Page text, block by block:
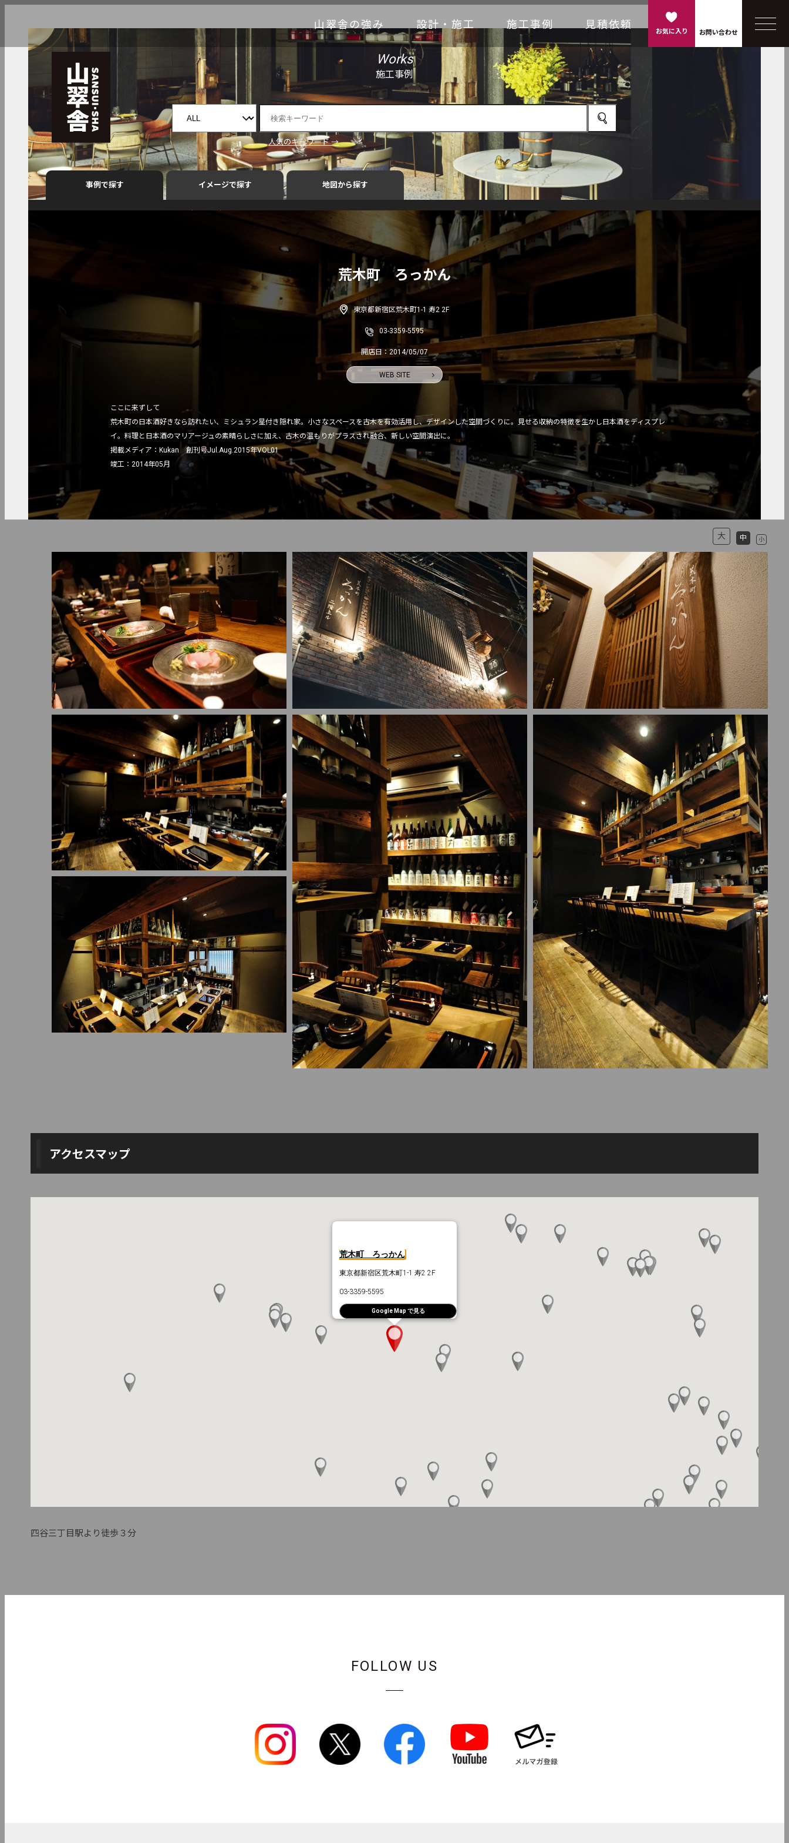
山翠舎の強み 設計・施工 施工事例 見積依頼
お気に入り お問い合わせ
Works
施工事例
人気のキーワード →
事例で探す イメージで探す 地図から探す
ビフォーアフター 内観 外観 カウンター 看板 建具
荒木町 ろっかん
東京都新宿区荒木町1-1 寿2 2F
03-3359-5595
開店日：2014/05/07
WEB SITE
ここに来ずして
荒木町の日本酒好きなら訪れたい、ミシュラン星付き隠れ家。小さなスペースを古木を有効活用し、デザインした空間づくりに。見せる収納の特徴を生かし日本酒をディスプレ
イ。料理と日本酒のマリアージュの素晴らしさに加え、古木の温もりがプラスされ融合、新しい空間演出に。
掲載メディア：Kukan　創刊号Jul.Aug.2015年VOL01
竣工：2014年05月
大 中 小
アクセスマップ
荒木町 ろっかん
東京都新宿区荒木町1-1 寿2 2F
03-3359-5595
Google Map で見る
四谷三丁目駅より徒歩３分
FOLLOW US